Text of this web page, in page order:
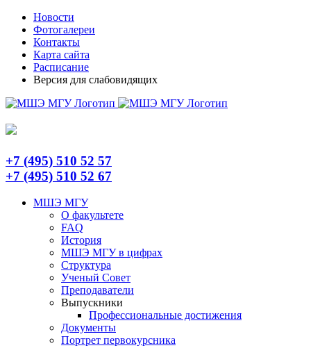
Skip
content
TelegramНовости
Фотогалереи
Контакты
Карта сайта
Расписание
Версия для слабовидящих
+7 (495) 510 52 57
+7 (495) 510 52 67
МШЭ МГУ
О факультете
FAQ
История
МШЭ МГУ в цифрах
Структура
Ученый Совет
Преподаватели
Выпускники
Профессиональные достижения
Документы
Портрет первокурсника